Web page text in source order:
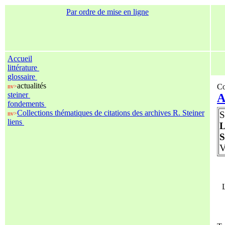
Par ordre de mise en ligne
Accueil
littérature
glossaire
nv>actualités
steiner
fondements
nv>Collections thématiques de citations des archives R. Steiner
liens